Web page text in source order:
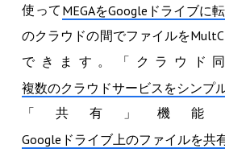
使って MEGAをGoogleドライブに
のクラウドの間でファイルを
できます。「クラウド
複数のクラウドサービスをシンプ
「共有」機能
Googleドライブ上のファイルを共